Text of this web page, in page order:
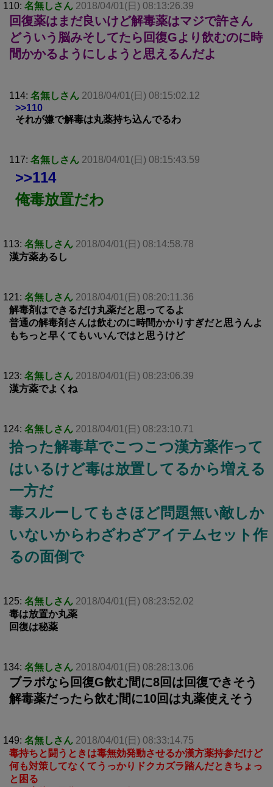
110: 名無しさん 2018/04/01(日) 08:13:26.39
回復薬はまだ良いけど解毒薬はマジで許さん
どういう脳みそしてたら回復Gより飲むのに時
間かかるようにしようと思えるんだよ
114: 名無しさん 2018/04/01(日) 08:15:02.12
>>110
それが嫌で解毒は丸薬持ち込んでるわ
117: 名無しさん 2018/04/01(日) 08:15:43.59
>>114
俺毒放置だわ
113: 名無しさん 2018/04/01(日) 08:14:58.78
漢方薬あるし
121: 名無しさん 2018/04/01(日) 08:20:11.36
解毒剤はできるだけ丸薬だと思ってるよ
普通の解毒剤さんは飲むのに時間かかりすぎだと思うんよ
もちっと早くてもいいんではと思うけど
123: 名無しさん 2018/04/01(日) 08:23:06.39
漢方薬でよくね
124: 名無しさん 2018/04/01(日) 08:23:10.71
拾った解毒草でこつこつ漢方薬作って
はいるけど毒は放置してるから増える
一方だ
毒スルーしてもさほど問題無い敵しか
いないからわざわざアイテムセット作
るの面倒で
125: 名無しさん 2018/04/01(日) 08:23:52.02
毒は放置か丸薬
回復は秘薬
134: 名無しさん 2018/04/01(日) 08:28:13.06
ブラボなら回復G飲む間に8回は回復できそう
解毒薬だったら飲む間に10回は丸薬使えそう
149: 名無しさん 2018/04/01(日) 08:33:14.75
毒持ちと闘うときは毒無効発動させるか漢方薬持参だけど
何も対策してなくてうっかりドクカズラ踏んだときちょっ
と困る